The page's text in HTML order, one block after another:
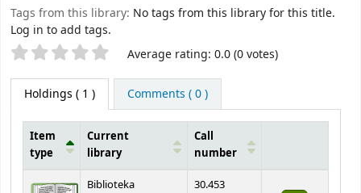
Tags from this library: No tags from this library for this title.
Log in to add tags.
Star ratings Average rating: 0.0 (0 votes)
Holdings ( 1 ) Comments ( 0 )
Item
type
Current
library
Call
number
Biblioteka
30.453